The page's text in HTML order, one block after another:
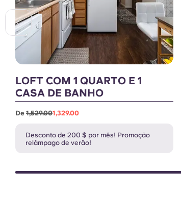
LOFT COM 1 QUARTO E 1
CASA DE BANHO
De 1,529.001,329.00
Desconto de 200 $ por mês! Promoção
relâmpago de verão!